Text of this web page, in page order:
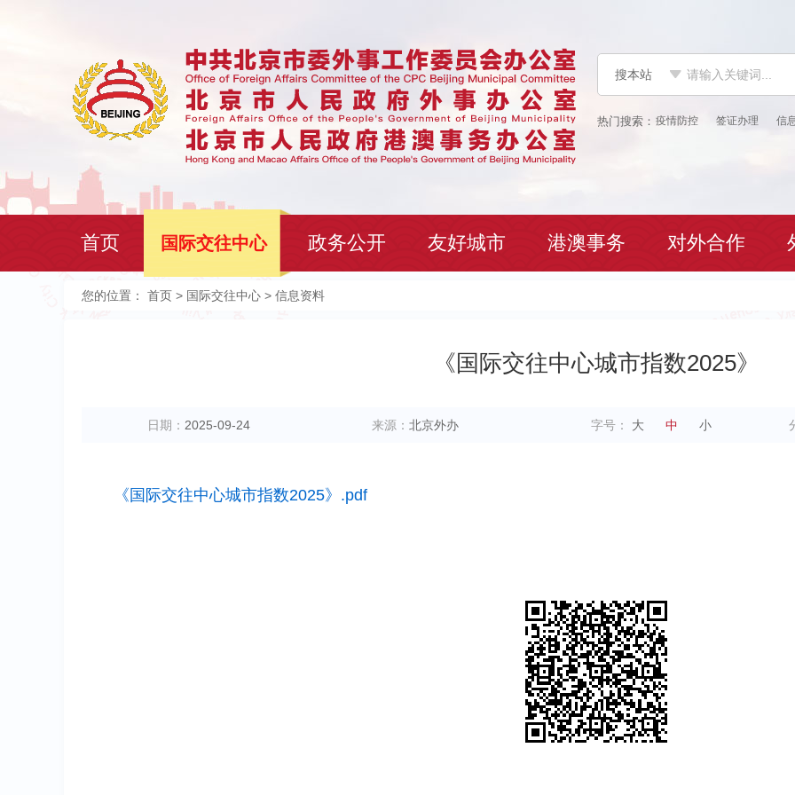
搜本站
疫情防控 签证办理 信
首页 国际交往中心 政务公开 友好城市 港澳事务 对外合作
您的位置： 首页 > 国际交往中心 > 信息资料
《国际交往中心城市指数2025》
日期： 2025-09-24 来源： 北京外办 字号： 大 中 小
《国际交往中心城市指数2025》.pdf